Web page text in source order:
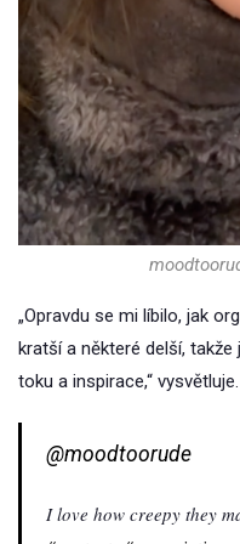
„Opravdu se mi líbilo, jak
kratší a některé delší,
toku a inspirace,“ vysvětluje.
@moodtoorude
I love how creepy they